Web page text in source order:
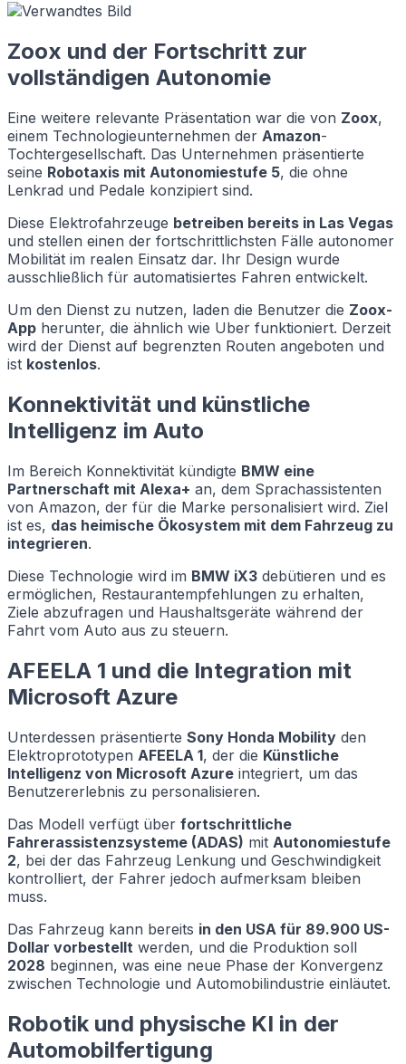
Zoox und der Fortschritt zur
vollständigen Autonomie
Eine weitere relevante Präsentation war die von Zoox,
einem Technologieunternehmen der Amazon-
Tochtergesellschaft. Das Unternehmen präsentierte
seine Robotaxis mit Autonomiestufe 5, die ohne
Lenkrad und Pedale konzipiert sind.
Diese Elektrofahrzeuge betreiben bereits in Las Vegas
und stellen einen der fortschrittlichsten Fälle autonomer
Mobilität im realen Einsatz dar. Ihr Design wurde
ausschließlich für automatisiertes Fahren entwickelt.
Um den Dienst zu nutzen, laden die Benutzer die Zoox-
App herunter, die ähnlich wie Uber funktioniert. Derzeit
wird der Dienst auf begrenzten Routen angeboten und
ist kostenlos.
Konnektivität und künstliche
Intelligenz im Auto
Im Bereich Konnektivität kündigte BMW eine
Partnerschaft mit Alexa+ an, dem Sprachassistenten
von Amazon, der für die Marke personalisiert wird. Ziel
ist es, das heimische Ökosystem mit dem Fahrzeug zu
integrieren.
Diese Technologie wird im BMW iX3 debütieren und es
ermöglichen, Restaurantempfehlungen zu erhalten,
Ziele abzufragen und Haushaltsgeräte während der
Fahrt vom Auto aus zu steuern.
AFEELA 1 und die Integration mit
Microsoft Azure
Unterdessen präsentierte Sony Honda Mobility den
Elektroprototypen AFEELA 1, der die Künstliche
Intelligenz von Microsoft Azure integriert, um das
Benutzererlebnis zu personalisieren.
Das Modell verfügt über fortschrittliche
Fahrerassistenzsysteme (ADAS) mit Autonomiestufe
2, bei der das Fahrzeug Lenkung und Geschwindigkeit
kontrolliert, der Fahrer jedoch aufmerksam bleiben
muss.
Das Fahrzeug kann bereits in den USA für 89.900 US-
Dollar vorbestellt werden, und die Produktion soll
2028 beginnen, was eine neue Phase der Konvergenz
zwischen Technologie und Automobilindustrie einläutet.
Robotik und physische KI in der
Automobilfertigung